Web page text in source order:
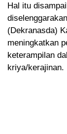
Hal itu
(Dekranasda)
meningkatkan
keterampilan
kriya/kerajinan.